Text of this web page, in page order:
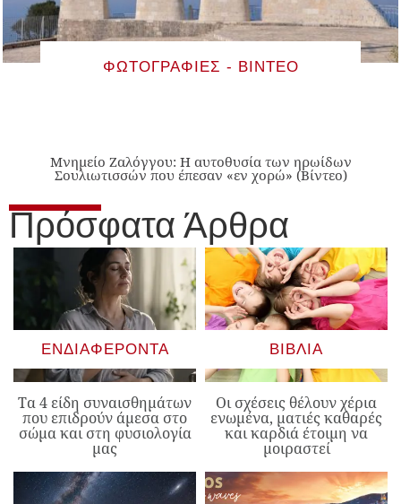
ΦΩΤΟΓΡΑΦΊΕΣ - ΒΊΝΤΕΟ
Μνημείο Ζαλόγγου: Η αυτοθυσία των ηρωίδων
Σουλιωτισσών που έπεσαν «εν χορώ» (Βίντεο)
Πρόσφατα Άρθρα
ΕΝΔΙΑΦΈΡΟΝΤΑ
Τα 4 είδη συναισθημάτων
που επιδρούν άμεσα στο
σώμα και στη φυσιολογία
μας
ΒΙΒΛΊΑ
Οι σχέσεις θέλουν χέρια
ενωμένα, ματιές καθαρές
και καρδιά έτοιμη να
μοιραστεί